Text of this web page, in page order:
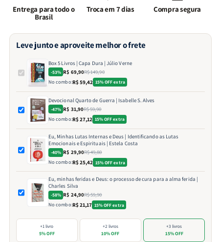
Entrega para todo o
Brasil
Troca em 7 dias Compra segura
Leve junto e aproveite melhor o frete
Box 5 Livros | Capa Dura | Júlio Verne
-53% R$ 69,90R$ 149,90
No combo:R$ 59,42 15% OFF extra
Devocional Quarto de Guerra | Isabelle S. Alves
-47% R$ 31,90R$ 59,90
No combo:R$ 27,12 15% OFF extra
Eu, Minhas Lutas Internas e Deus | Identificando as Lutas
Emocionais e Espirituais | Estela Costa
-40% R$ 29,90R$ 49,80
No combo:R$ 25,42 15% OFF extra
Eu, minhas feridas e Deus: o processo de cura para a alma ferida |
Charles Silva
-58% R$ 24,90R$ 59,90
No combo:R$ 21,17 15% OFF extra
+1 livro
5% OFF
+2 livros
10% OFF
+3 livros
15% OFF